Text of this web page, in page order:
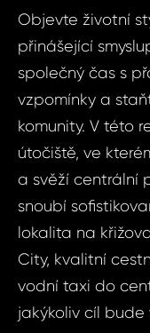
Objevte životní
přinášející
společný čas s
vzpomínky a
komunity. V této
útočiště, ve
a svěží centrální
snoubí
lokalita na
City, kvalitní
vodní taxi do
jakýkoliv cíl bude